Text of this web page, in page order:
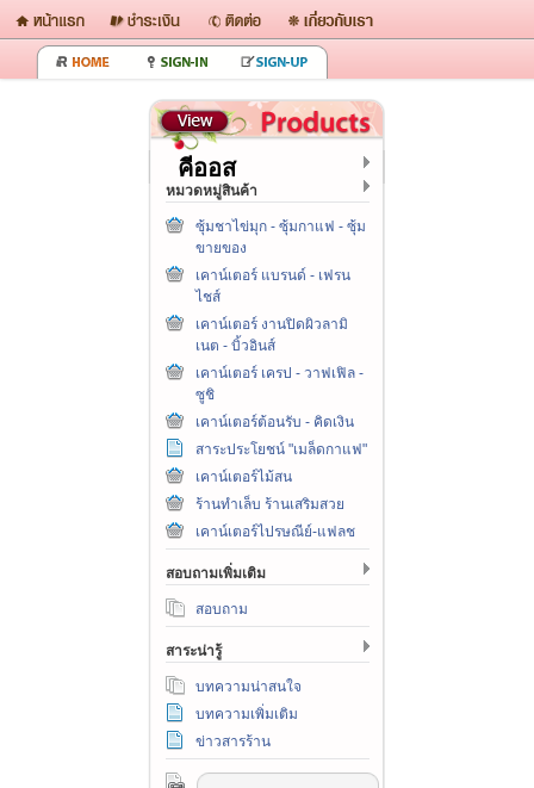
คีออส
หมวดหมู่สินค้า
ซุ้มชาไข่มุก - ซุ้มกาแฟ - ซุ้ม
ขายของ
เคาน์เตอร์ แบรนด์ - เฟรน
ไชส์
เคาน์เตอร์ งานปิดผิวลามิ
เนต - บิ้วอินส์
เคาน์เตอร์ เครป - วาฟเฟิล -
ซูชิ
เคาน์เตอร์ต้อนรับ - คิดเงิน
สาระประโยชน์ "เมล็ดกาแฟ"
เคาน์เตอร์ไม้สน
ร้านทำเล็บ ร้านเสริมสวย
เคาน์เตอร์ไปรษณีย์-แฟลช
สอบถามเพิ่มเติม
สอบถาม
สาระน่ารู้
บทความน่าสนใจ
บทความเพิ่มเติม
ข่าวสารร้าน